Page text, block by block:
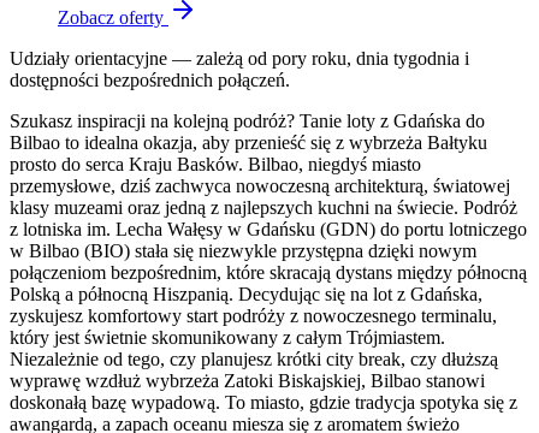
Zobacz oferty
Udziały orientacyjne — zależą od pory roku, dnia tygodnia i
dostępności bezpośrednich połączeń.
Szukasz inspiracji na kolejną podróż? Tanie loty z Gdańska do
Bilbao to idealna okazja, aby przenieść się z wybrzeża Bałtyku
prosto do serca Kraju Basków. Bilbao, niegdyś miasto
przemysłowe, dziś zachwyca nowoczesną architekturą, światowej
klasy muzeami oraz jedną z najlepszych kuchni na świecie. Podróż
z lotniska im. Lecha Wałęsy w Gdańsku (GDN) do portu lotniczego
w Bilbao (BIO) stała się niezwykle przystępna dzięki nowym
połączeniom bezpośrednim, które skracają dystans między północną
Polską a północną Hiszpanią. Decydując się na lot z Gdańska,
zyskujesz komfortowy start podróży z nowoczesnego terminalu,
który jest świetnie skomunikowany z całym Trójmiastem.
Niezależnie od tego, czy planujesz krótki city break, czy dłuższą
wyprawę wzdłuż wybrzeża Zatoki Biskajskiej, Bilbao stanowi
doskonałą bazę wypadową. To miasto, gdzie tradycja spotyka się z
awangardą, a zapach oceanu miesza się z aromatem świeżo